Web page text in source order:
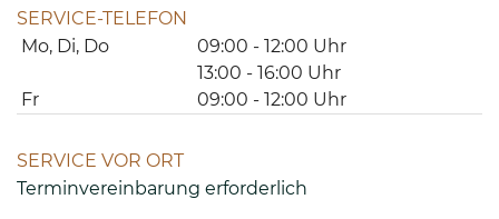
SERVICE-TELEFON
Mo, Di, Do
09:00 - 12:00 Uhr
13:00 - 16:00 Uhr
Fr
09:00 - 12:00 Uhr
SERVICE VOR ORT
Terminvereinbarung erforderlich